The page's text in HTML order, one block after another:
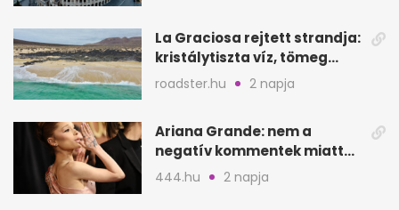
La Graciosa rejtett strandja:
kristálytiszta víz, tömeg
nélkül
roadster.hu 2 napja
Ariana Grande: nem a
negatív kommentek miatt
vonul vissza
444.hu 2 napja